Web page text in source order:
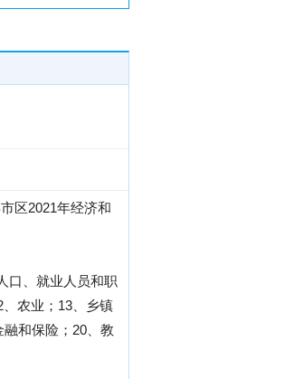
区2021年经济和
口、就业人员和职
农业；13、乡镇
和保险；20、教